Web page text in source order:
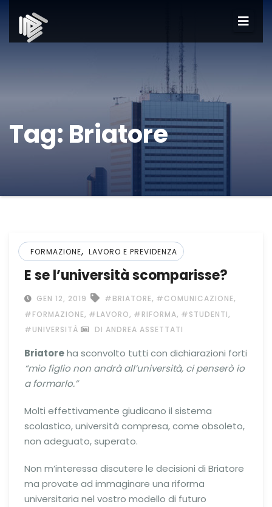
Tag: Briatore
FORMAZIONE, LAVORO E PREVIDENZA
E se l’università scomparisse?
GEN 12, 2019 #BRIATORE, #COMUNICAZIONE,
#FORMAZIONE, #LAVORO, #RIFORMA, #STUDENTI,
#UNIVERSITÀ DI ANDREA ASSETTATI
Briatoreha sconvolto tutti con dichiarazioni forti
“mio figlio non andrà all’università, ci penserò io
a formarlo.”
Molti effettivamente giudicano il sistema
scolastico, università compresa, come obsoleto,
non adeguato, superato.
Non m’interessa discutere le decisioni di Briatore
ma provate ad immaginare una riforma
universitaria nel vostro modello di futuro